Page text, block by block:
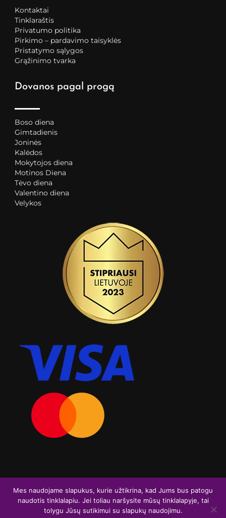
Kontaktai
Tinklaraštis
Privatumo politika
Pirkimo – pardavimo taisyklės
Pristatymo sąlygos
Grąžinimo tvarka
Dovanos pagal progą
Boso diena
Gimtadienis
Joninės
Kalėdos
Mokytojos diena
Motinos Diena
Tėvo diena
Valentino diena
Velykos
Visos teisės saugomos. Graviruoja.lt 2026
I
Mes naudojame slapukus, kurie užtikrina, kad Jums bus patogu
naudotis tinklalapiu. Jei toliau naršysite mūsų tinklalapyje, tai
tolygu Jūsų sutikimui su slapukų naudojimu.